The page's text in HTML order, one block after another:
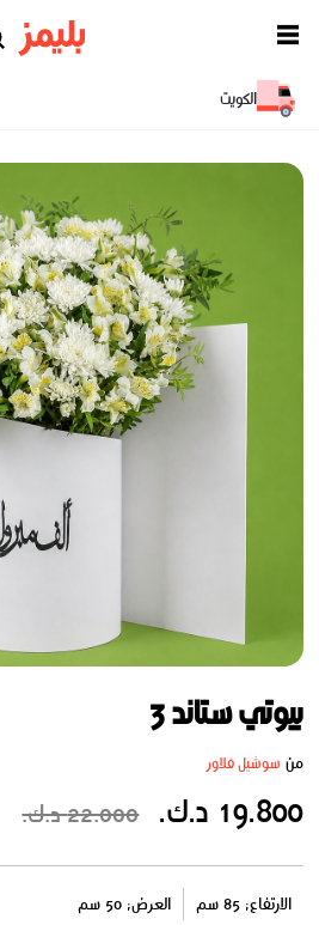
الكويت
بيوتي ستاند 3
من سوشيل فلاور
19.800 د.ك. 22.000 د.ك.
الارتفاع: 85 سم العرض: 50 سم